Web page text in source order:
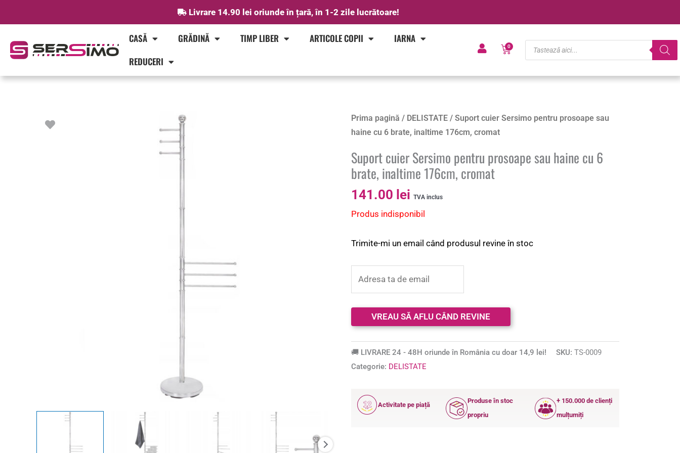
Livrare 14.90 lei oriunde în țară, în 1-2 zile lucrătoare!
CASĂ GRĂDINĂ TIMP LIBER ARTICOLE COPII
IARNA
REDUCERI
0
Cart
Products
search
Prima pagină / DELISTATE / Suport cuier Sersimo pentru prosoape sau
haine cu 6 brate, inaltime 176cm, cromat
Suport cuier Sersimo pentru prosoape sau haine cu 6
brate, inaltime 176cm, cromat
141.00 lei TVA inclus
Produs indisponibil
Trimite-mi un email când produsul revine în stoc
🚚 LIVRARE 24 - 48H oriunde în România cu doar 14,9 lei! SKU:TS-0009
Categorie: DELISTATE
12
ANI
Activitate pe piață
Produse în stoc
propriu
+ 150.000 de clienți
mulțumiți